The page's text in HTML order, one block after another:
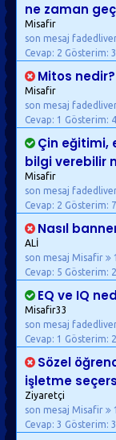
ne zaman
Misafir
son mesaj
Cevap: 2 Gösterim:
Mitos nedir?
Misafir
son mesaj
Cevap: 1 Gösterim:
Çin eğitimi,
bilgi verebilir
Misafir
son mesaj
Cevap: 2 Gösterim:
Nasıl
ALİ
son mesaj Misafir
Cevap: 5 Gösterim:
EQ ve IQ
Misafir33
son mesaj
Cevap: 1 Gösterim:
Sözel
işletme
Ziyaretçi
son mesaj Misafir
Cevap: 3 Gösterim: